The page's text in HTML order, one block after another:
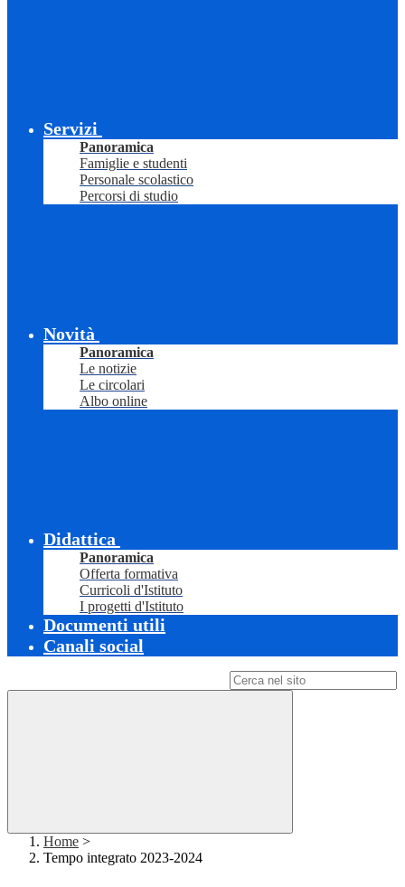
Servizi
Panoramica
Famiglie e studenti
Personale scolastico
Percorsi di studio
Novità
Panoramica
Le notizie
Le circolari
Albo online
Didattica
Panoramica
Offerta formativa
Curricoli d'Istituto
I progetti d'Istituto
Documenti utili
Canali social
Home >
Tempo integrato 2023-2024